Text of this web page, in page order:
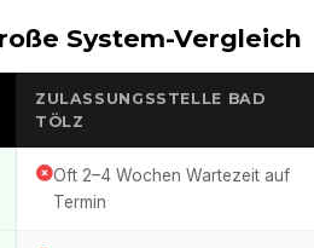
System-Vergleich
ZULASSUNGSSTELLE BAD
TÖLZ
Oft 2–4 Wochen Wartezeit auf
Termin